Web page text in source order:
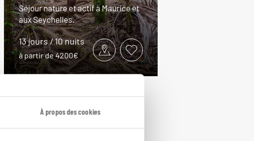
À propos des cookies
Séjour nature et actif à Maurice et
aux Seychelles.
13 jours / 10 nuits
à partir de 4200€